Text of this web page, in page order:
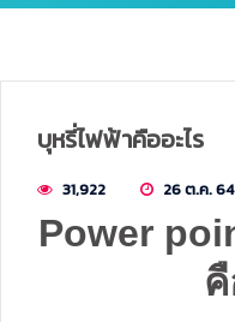
บุหรี่ไฟฟ้าคืออะไร
31,922 26 ต.ค. 64
Power